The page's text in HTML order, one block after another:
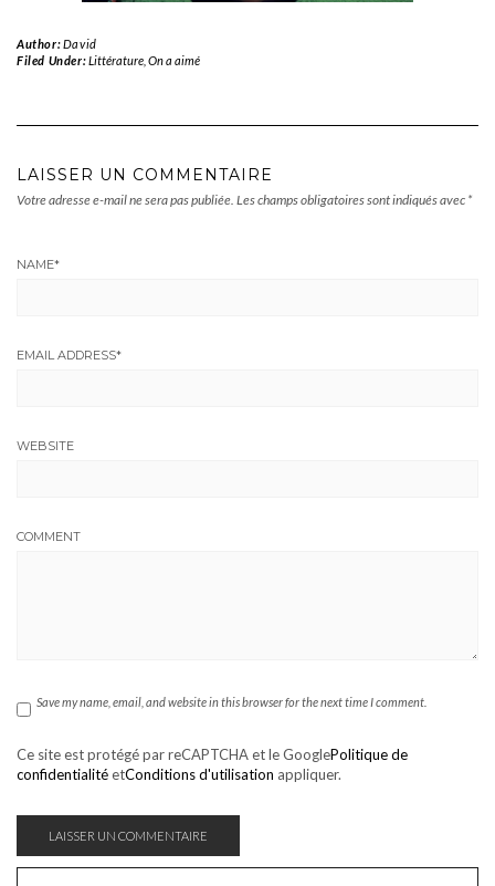
Author:David
Filed Under:Littérature, On a aimé
LAISSER UN COMMENTAIRE
Votre adresse e-mail ne sera pas publiée. Les champs obligatoires sont indiqués avec *
NAME*
EMAIL ADDRESS*
WEBSITE
COMMENT
Save my name, email, and website in this browser for the next time I comment.
Ce site est protégé par reCAPTCHA et le GooglePolitique de
confidentialitéetConditions d'utilisation appliquer.